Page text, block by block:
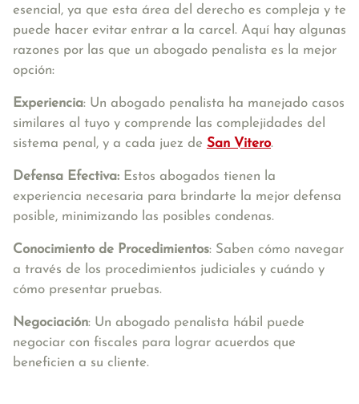
esencial, ya que esta área del derecho es compleja y te
puede hacer evitar entrar a la carcel. Aquí hay algunas
razones por las que un abogado penalista es la mejor
opción:
Experiencia: Un abogado penalista ha manejado casos
similares al tuyo y comprende las complejidades del
sistema penal, y a cada juez de San Vitero.
Defensa Efectiva: Estos abogados tienen la
experiencia necesaria para brindarte la mejor defensa
posible, minimizando las posibles condenas.
Conocimiento de Procedimientos: Saben cómo navegar
a través de los procedimientos judiciales y cuándo y
cómo presentar pruebas.
Negociación: Un abogado penalista hábil puede
negociar con fiscales para lograr acuerdos que
beneficien a su cliente.